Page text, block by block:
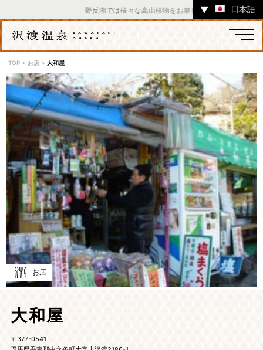
野反湖では様々な高山植物をお楽しみいただけます。 ／
▼ 日本語
温泉 宿 お店 スポット
体験 イベント ツアー
中之条町その他のエリア
TOP > お店 >大和屋
お店
大和屋
〒377-0541